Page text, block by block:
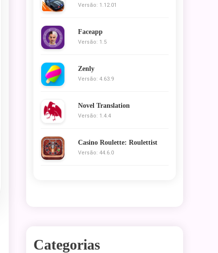
Versão: 1.12.01
Faceapp
Versão: 1.5
Zenly
Versão: 4.63.9
Novel Translation
Versão: 1.4.4
Casino Roulette: Roulettist
Versão: 44.6.0
Categorias